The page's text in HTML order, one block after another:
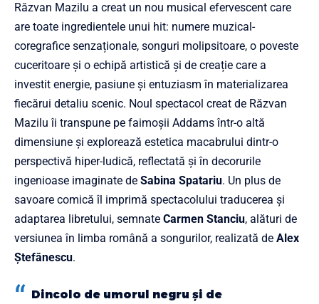
Răzvan Mazilu a creat un nou musical efervescent care
are toate ingredientele unui hit: numere muzical-
coregrafice senzaționale, songuri molipsitoare, o poveste
cuceritoare și o echipă artistică și de creație care a
investit energie, pasiune și entuziasm în materializarea
fiecărui detaliu scenic. Noul spectacol creat de Răzvan
Mazilu îi transpune pe faimoșii Addams într-o altă
dimensiune și explorează estetica macabrului dintr-o
perspectivă hiper-ludică, reflectată și în decorurile
ingenioase imaginate de Sabina Spatariu. Un plus de
savoare comică îl imprimă spectacolului traducerea și
adaptarea libretului, semnate Carmen Stanciu, alături de
versiunea în limba română a songurilor, realizată de Alex
Ștefănescu.
Dincolo de umorul negru și de